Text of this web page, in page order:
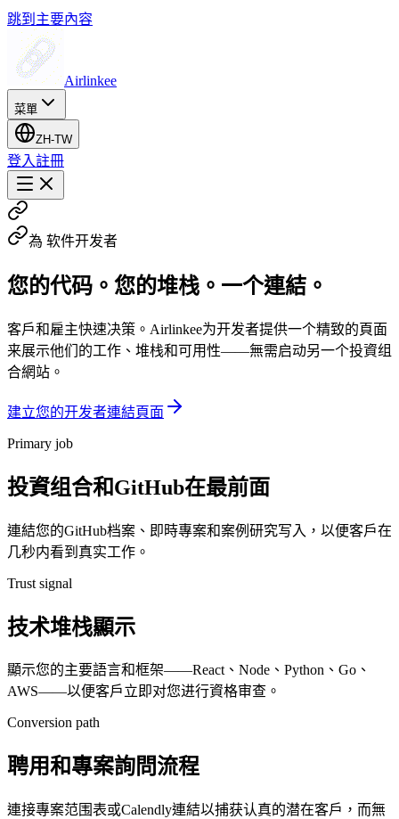
跳到主要內容
Airlinkee
菜單
ZH-TW
登入註冊
為 软件开发者
您的代码。您的堆栈。一个連結。
客戶和雇主快速决策。Airlinkee为开发者提供一个精致的頁面
来展示他们的工作、堆栈和可用性——無需启动另一个投資组
合網站。
建立您的开发者連結頁面
Primary job
投資组合和GitHub在最前面
連結您的GitHub档案、即時專案和案例研究写入，以便客戶在
几秒内看到真实工作。
Trust signal
技术堆栈顯示
顯示您的主要語言和框架——React、Node、Python、Go、
AWS——以便客戶立即对您进行資格审查。
Conversion path
聘用和專案詢問流程
連接專案范围表或Calendly連結以捕获认真的潜在客戶，而無